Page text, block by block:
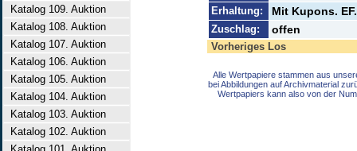
Katalog 109. Auktion
Katalog 108. Auktion
Katalog 107. Auktion
Katalog 106. Auktion
Katalog 105. Auktion
Katalog 104. Auktion
Katalog 103. Auktion
Katalog 102. Auktion
Erhaltung: Mit Kupons. EF.
Zuschlag: offen
Vorheriges Los
Alle Wertpapiere stammen aus
bei Abbildungen auf Archivmaterial
Wertpapiers kann also von der